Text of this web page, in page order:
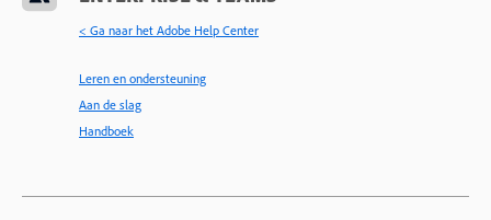
< Ga naar het Adobe Help Center
Leren en ondersteuning
Aan de slag
Handboek